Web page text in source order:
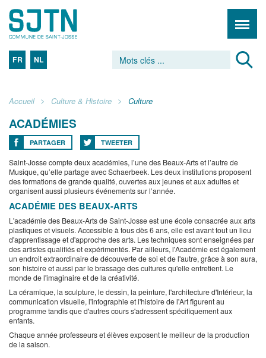
FR NL
Accueil Culture & Histoire Culture
ACADÉMIES
PARTAGER TWEETER
Saint-Josse compte deux académies, l’une des Beaux-Arts et l’autre de
Musique, qu’elle partage avec Schaerbeek. Les deux institutions proposent
des formations de grande qualité, ouvertes aux jeunes et aux adultes et
organisent aussi plusieurs événements sur l’année.
ACADÉMIE DES BEAUX-ARTS
L'académie des Beaux-Arts de Saint-Josse est une école consacrée aux arts
plastiques et visuels. Accessible à tous dès 6 ans, elle est avant tout un lieu
d'apprentissage et d'approche des arts. Les techniques sont enseignées par
des artistes qualifiés et expérimentés. Par ailleurs, l'Académie est également
un endroit extraordinaire de découverte de soi et de l'autre, grâce à son aura,
son histoire et aussi par le brassage des cultures qu'elle entretient. Le
monde de l'imaginaire et de la créativité.
La céramique, la sculpture, le dessin, la peinture, l'architecture d'Intérieur, la
communication visuelle, l'infographie et l'histoire de l'Art figurent au
programme tandis que d'autres cours s'adressent spécifiquement aux
enfants.
Chaque année professeurs et élèves exposent le meilleur de la production
de la saison.